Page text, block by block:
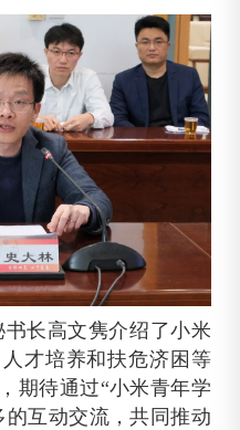
长高文隽介绍了小米
才培养和扶危济困等
期待通过“小米青年学
互动交流，共同推动